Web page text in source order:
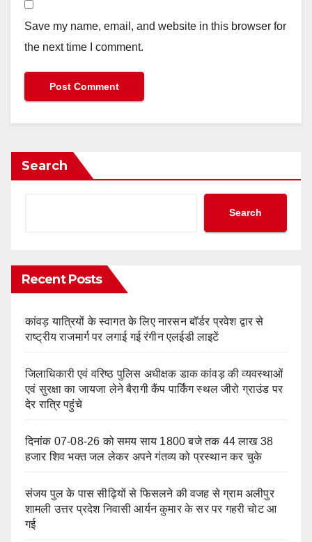
Save my name, email, and website in this browser for
the next time I comment.
Search
Search
Recent Posts
कांवड़ यात्रियों के स्वागत के लिए नारसन बॉर्डर प्रवेश द्वार से
राष्ट्रीय राजमार्ग पर लगाई गई रंगीन एलईडी लाइटें
जिलाधिकारी एवं वरिष्ठ पुलिस अधीक्षक डाक कांवड़ की व्यवस्थाओं
एवं सुरक्षा का जायजा लेने बैरागी कैंप पार्किंग स्थल जीरो ग्राउंड पर
देर रात्रि पहुंचे
दिनांक 07-08-26 को समय साय 1800 बजे तक 44 लाख 38
हजार शिव भक्त जल लेकर अपने गंतव्य को प्रस्थान कर चुके
संजय पुल के पास सीढ़ियों से फिसलने की वजह से ग्राम अलीपुर
शामली उत्तर प्रदेश निवासी आर्यन कुमार के सर पर गहरी चोट आ
गई